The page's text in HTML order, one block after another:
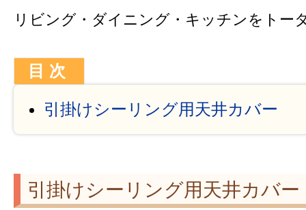
リビング・ダイニング・キッチンをトー
引掛けシーリング用天井カバー
引掛けシーリング用天井カバー